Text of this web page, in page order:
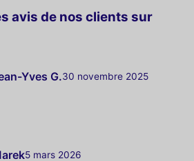
avis de nos clients sur
Yves G.30 novembre 2025
5 mars 2026